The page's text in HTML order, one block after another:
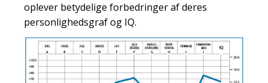
oplever betydelige forbedringer af deres
personlighedsgraf og IQ.